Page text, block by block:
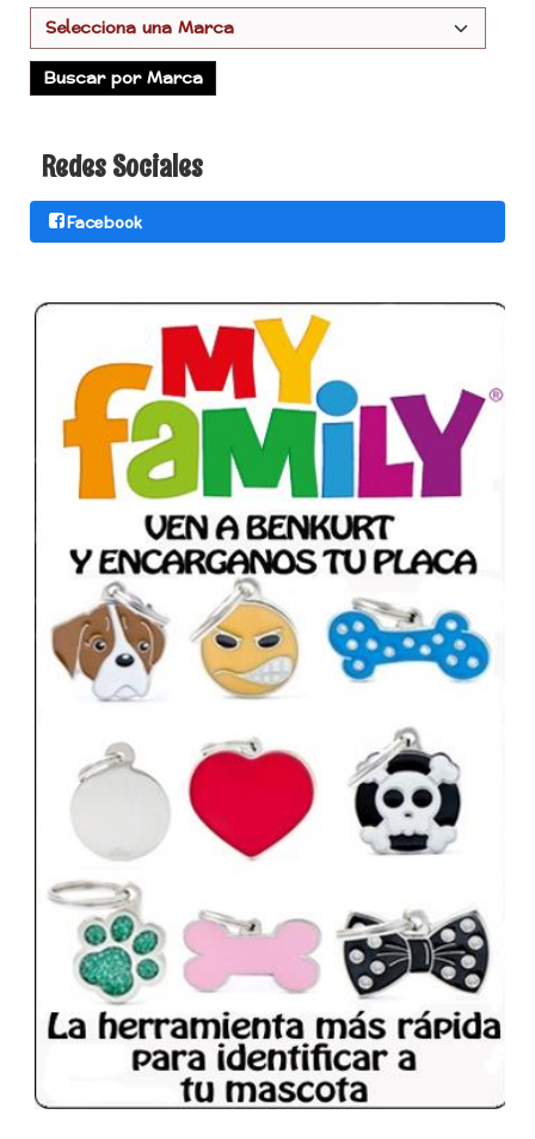
Redes Sociales
Facebook